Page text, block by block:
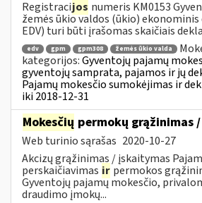
Registracijos numeris KM0153
žemės ūkio valdos (ūkio)
EDV) turi būti įrašomas skaičiais
edv gpm gpm308 žemės ūkio valda
kategorijos:Gyventojų pajamų
gyventojų samprata, pajamos ir jų
Pajamų mokesčio sumokėjimas ir
iki 2018-12-31
Mokesčių permokų grąžinimas
Web turinio sąrašas 2020-10-27
Akcizų grąžinimas / įskaitymas
perskaičiavimas ir permokos
Gyventojų pajamų mokesčio,
draudimo įmokų...